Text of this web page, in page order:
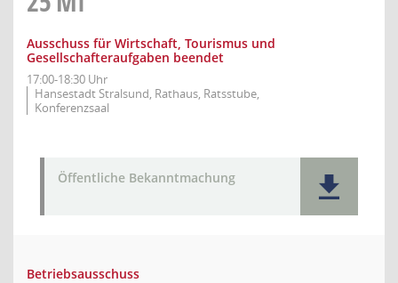
Ausschuss für Wirtschaft, Tourismus und
Gesellschafteraufgaben beendet
17:00-18:30 Uhr
Hansestadt Stralsund, Rathaus, Ratsstube,
Konferenzsaal
Öffentliche Bekanntmachung
Betriebsausschuss